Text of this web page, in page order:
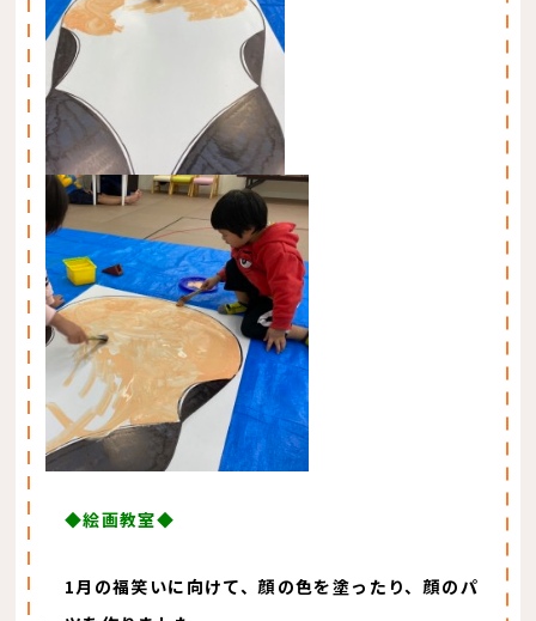
◆絵画教室◆
1月の福笑いに向けて、顔の色を塗ったり、顔のパ